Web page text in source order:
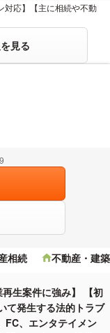
対応】【主に相続や不動
見る
相続 不動産・建築
再生案件に強み】 【初
て発生する法的トラブ
FC、エンタテイメン